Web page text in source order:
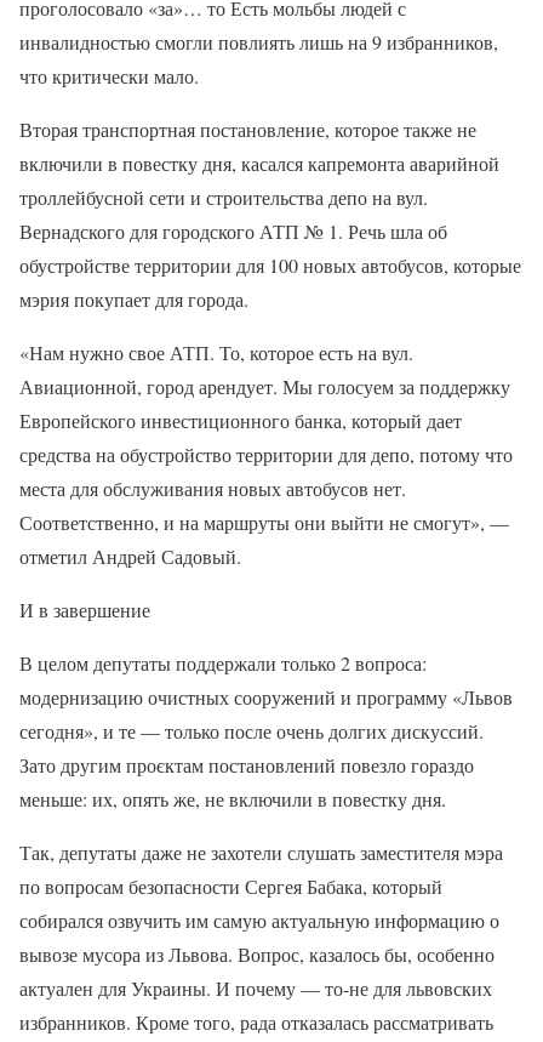
проголосовало «за»… то Есть мольбы людей с
инвалидностью смогли повлиять лишь на 9 избранников,
что критически мало.
Вторая транспортная постановление, которое также не
включили в повестку дня, касался капремонта аварийной
троллейбусной сети и строительства депо на вул.
Вернадского для городского АТП № 1. Речь шла об
обустройстве территории для 100 новых автобусов, которые
мэрия покупает для города.
«Нам нужно свое АТП. То, которое есть на вул.
Авиационной, город арендует. Мы голосуем за поддержку
Европейского инвестиционного банка, который дает
средства на обустройство территории для депо, потому что
места для обслуживания новых автобусов нет.
Соответственно, и на маршруты они выйти не смогут», —
отметил Андрей Садовый.
И в завершение
В целом депутаты поддержали только 2 вопроса:
модернизацию очистных сооружений и программу «Львов
сегодня», и те — только после очень долгих дискуссий.
Зато другим проєктам постановлений повезло гораздо
меньше: их, опять же, не включили в повестку дня.
Так, депутаты даже не захотели слушать заместителя мэра
по вопросам безопасности Сергея Бабака, который
собирался озвучить им самую актуальную информацию о
вывозе мусора из Львова. Вопрос, казалось бы, особенно
актуален для Украины. И почему — то-не для львовских
избранников. Кроме того, рада отказалась рассматривать